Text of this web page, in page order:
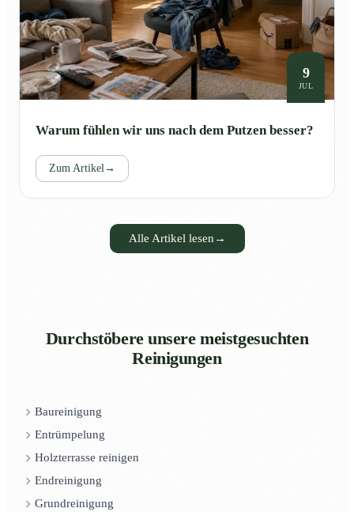
9
JUL
Warum fühlen wir uns nach dem Putzen besser?
Zum Artikel→
Alle Artikel lesen →
Durchstöbere unsere meistgesuchten
Reinigungen
Baureinigung
Entrümpelung
Holzterrasse reinigen
Endreinigung
Grundreinigung